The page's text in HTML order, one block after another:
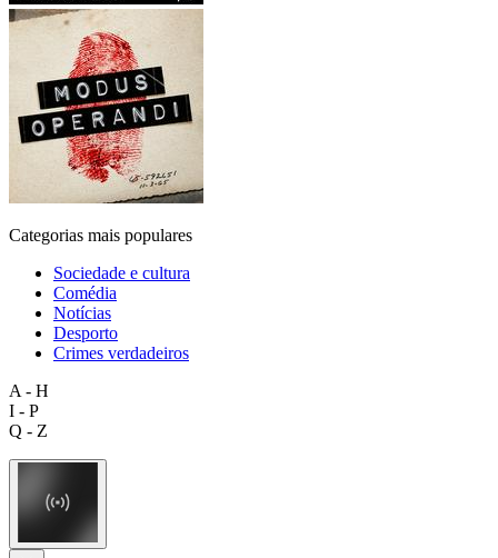
Categorias mais populares
Sociedade e cultura
Comédia
Notícias
Desporto
Crimes verdadeiros
A - H
I - P
Q - Z